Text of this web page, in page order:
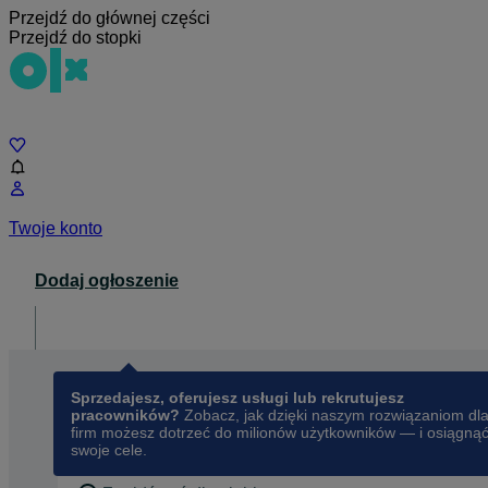
Przejdź do głównej części
Przejdź do stopki
Twoje konto
Dodaj ogłoszenie
Sprzedajesz, oferujesz usługi lub rekrutujesz
pracowników? Zobacz, jak dzięki naszym rozwiązaniom dla
firm możesz dotrzeć do milionów użytkowników — i osiągnąć
swoje cele.